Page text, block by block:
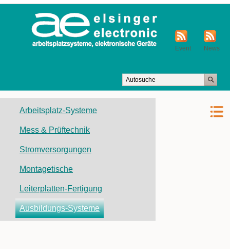
News
Event
überspringen
Arbeitsplatz-Systeme
Mess & Prüftechnik
Stromversorgungen
Montagetische
Leiterplatten-Fertigung
Ausbildungs-Systeme